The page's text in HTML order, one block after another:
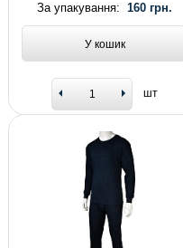
За упакування:160 грн.
У кошик
шт